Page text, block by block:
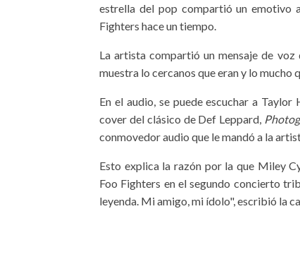
estrella del pop compartió un emotivo
Fighters hace un tiempo.
La artista compartió un mensaje de
muestra lo cercanos que eran y lo
En el audio, se puede escuchar a
cover del clásico de Def Leppard,
conmovedor audio que le mandó a la
Esto explica la razón por la que Miley
Foo Fighters en el segundo concierto
leyenda. Mi amigo, mi ídolo", escribió la